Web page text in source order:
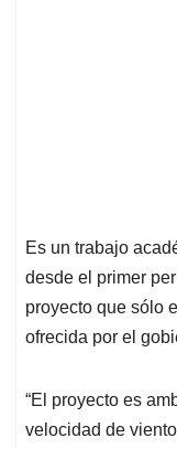
Es un trabajo
desde el primer
proyecto que sólo
ofrecida por el
“El proyecto es
velocidad de